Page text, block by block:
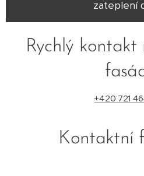
zateplení
Rychlý
+420 721
Kontaktní